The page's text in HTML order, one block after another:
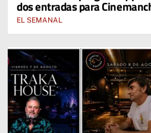
dos entradas para
EL SEMANAL